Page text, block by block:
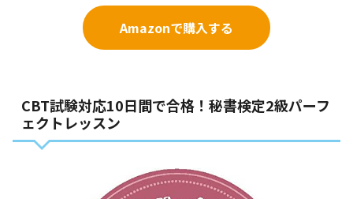
Amazonで購入する
CBT試験対応10日間で合格！秘書検定2級パーフ
ェクトレッスン